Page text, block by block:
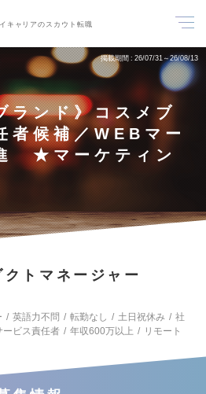
キャリアのスカウト転職
掲載期間 26/07/31～26/08/13
ランド》コスメブ
者候補／WEBマー
★マーケティン
トマネージャー
英語力不問 転勤なし 土日祝休み
社
ービス責任者 年収600万以上
リモート